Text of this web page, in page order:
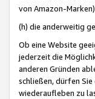
von Amazon-
(h) die anderweitig
Ob eine Website
jederzeit die
anderen Gründen
schließen, dürfen
wiederaufleben zu